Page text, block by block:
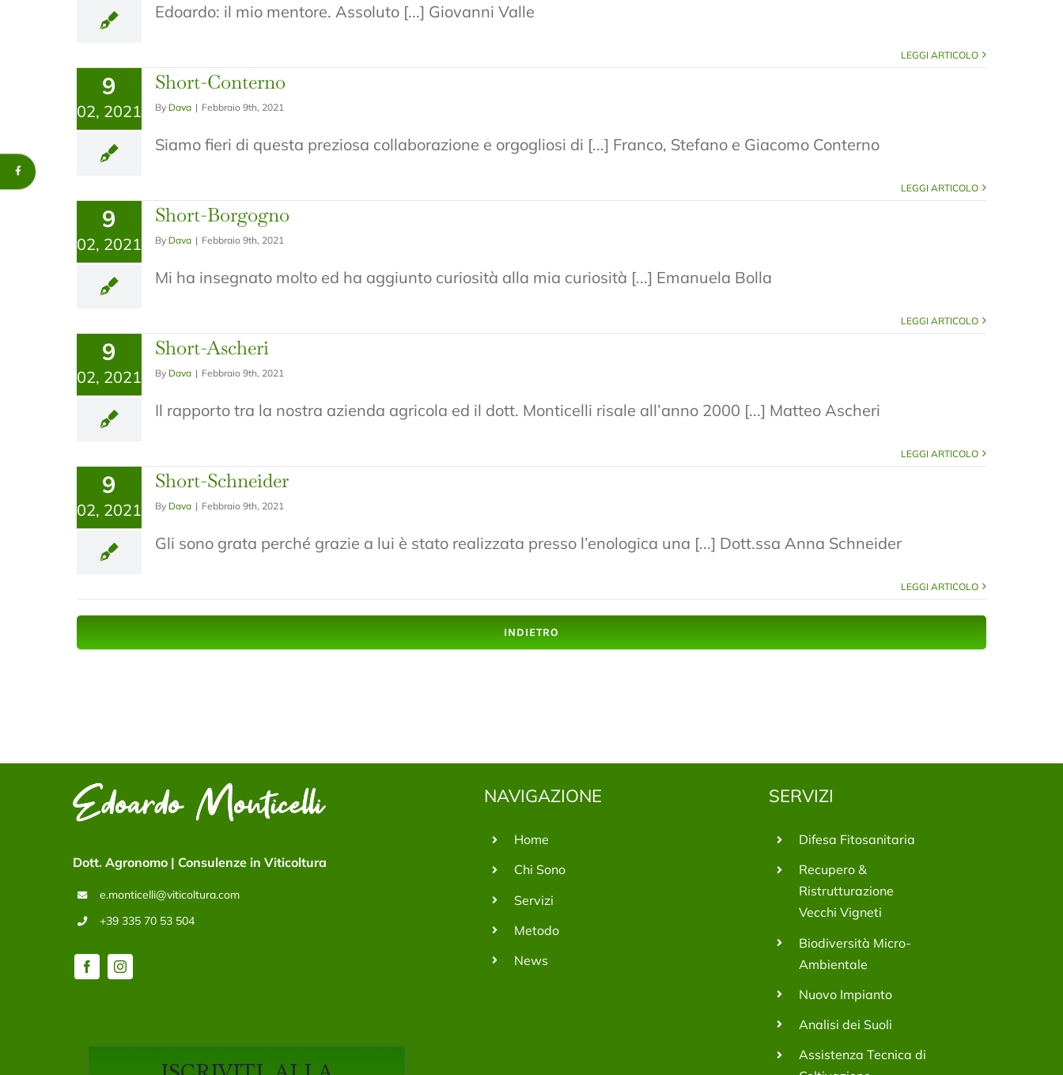
Edoardo: il mio mentore. Assoluto [...] Giovanni Valle
LEGGI ARTICOLO
9
02, 2021
Short-Conterno
By Dava | Febbraio 9th, 2021
Siamo fieri di questa preziosa collaborazione e orgogliosi di [...] Franco, Stefano e Giacomo Conterno
LEGGI ARTICOLO
9
02, 2021
Short-Borgogno
By Dava | Febbraio 9th, 2021
Mi ha insegnato molto ed ha aggiunto curiosità alla mia curiosità [...] Emanuela Bolla
LEGGI ARTICOLO
9
02, 2021
Short-Ascheri
By Dava | Febbraio 9th, 2021
Il rapporto tra la nostra azienda agricola ed il dott. Monticelli risale all’anno 2000 [...] Matteo Ascheri
LEGGI ARTICOLO
9
02, 2021
Short-Schneider
By Dava | Febbraio 9th, 2021
Gli sono grata perché grazie a lui è stato realizzata presso l’enologica una [...] Dott.ssa Anna Schneider
LEGGI ARTICOLO
INDIETRO
Dott. Agronomo | Consulenze in Viticoltura
e.monticelli@viticoltura.com
+39 335 70 53 504
NAVIGAZIONE
Home
Chi Sono
Servizi
Metodo
News
SERVIZI
Difesa Fitosanitaria
Recupero &
Ristrutturazione
Vecchi Vigneti
Biodiversità Micro-
Ambientale
Nuovo Impianto
Analisi dei Suoli
Assistenza Tecnica di